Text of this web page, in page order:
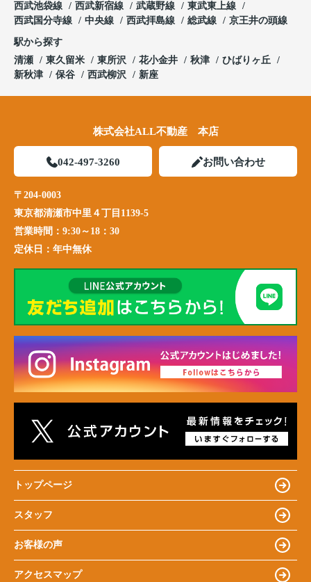
西武池袋線
西武新宿線 武蔵野線
東武東上線
西武国分寺線
中央線 西武拝島線 総武線 京王井の頭線
駅から探す
清瀬
東久留米 東所沢 花小金井 秋津
ひばりヶ丘
新秋津
保谷 西武柳沢 新座
株式会社ALL不動産 本店
042-497-3260 お問い合わせ
〒204-0003
東京都清瀬市中里４丁目1139-5
営業時間： 9:30～18：30
定休日： 年中無休
トップページ
スタッフ
お客様の声
アクセスマップ